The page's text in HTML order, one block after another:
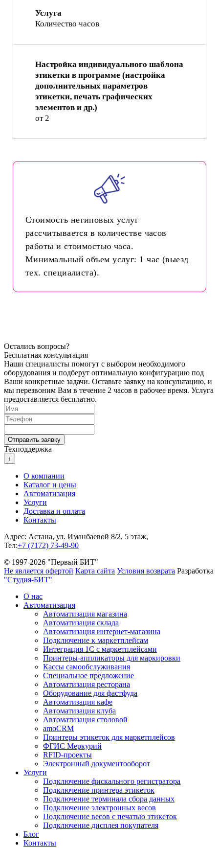
Услуга
Количество часов
Настройка индивидуального шаблона
этикетки в программе (настройка
дополнительных параметров
этикетки, печать графических
элементов и др.)
от 2
Стоимость нетиповых услуг
рассчитывается в количестве часов
работы и стоимостью часа.
Минимальный объем услуг: 1 час (выезд
тех. специалиста).
Остались вопросы?
Бесплатная консультация
Наши специалисты помогут с выбором необходимого
оборудования и подберут оптимальную конфигурацию под
Ваши конкретные задачи. Оставьте заявку на консультацию, и
мы перезвоним Вам в течение 2 часов в рабочее время. Услуга
предоставляется бесплатно.
Техподдержка
↑
О компании
Каталог и цены
Автоматизация
Услуги
Доставка и оплата
Контакты
Адрес: Астана, ул. Иманбаевой 8/2, 5 этаж,
Тел:+7 (7172) 73-49-90
© 1997-2026 "Первый БИТ"
Не является офертой Карта сайта Условия возврата Разработка
"Студия-БИТ"
О нас
Автоматизация
Автоматизация магазина
Автоматизация склада
Автоматизация интернет-магазина
Подключение к маркетплейсам
Интеграция 1С с маркетплейсами
Принтеры-аппликаторы для маркировки
Кассы самообслуживания
Специальное предложение
Автоматизация ресторана
Оборудование для фастфуда
Автоматизация кафе
Автоматизация клуба
Автоматизация столовой
amoCRM
Принтеры этикеток для маркетплейсов
ФГИС Меркурий
RFID-проекты
Электронный документооборот
Услуги
Подключение фискального регистратора
Подключение принтера этикеток
Подключение терминала сбора данных
Подключение электронных весов
Подключение весов с печатью этикеток
Подключение дисплея покупателя
Блог
Контакты